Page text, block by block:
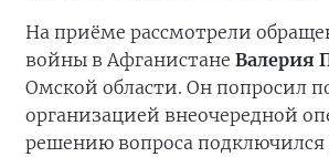
На приёме рассмотрели
войны в Афганистане Валерия
Омской области. Он попросил
организацией внеочередной
решению вопроса